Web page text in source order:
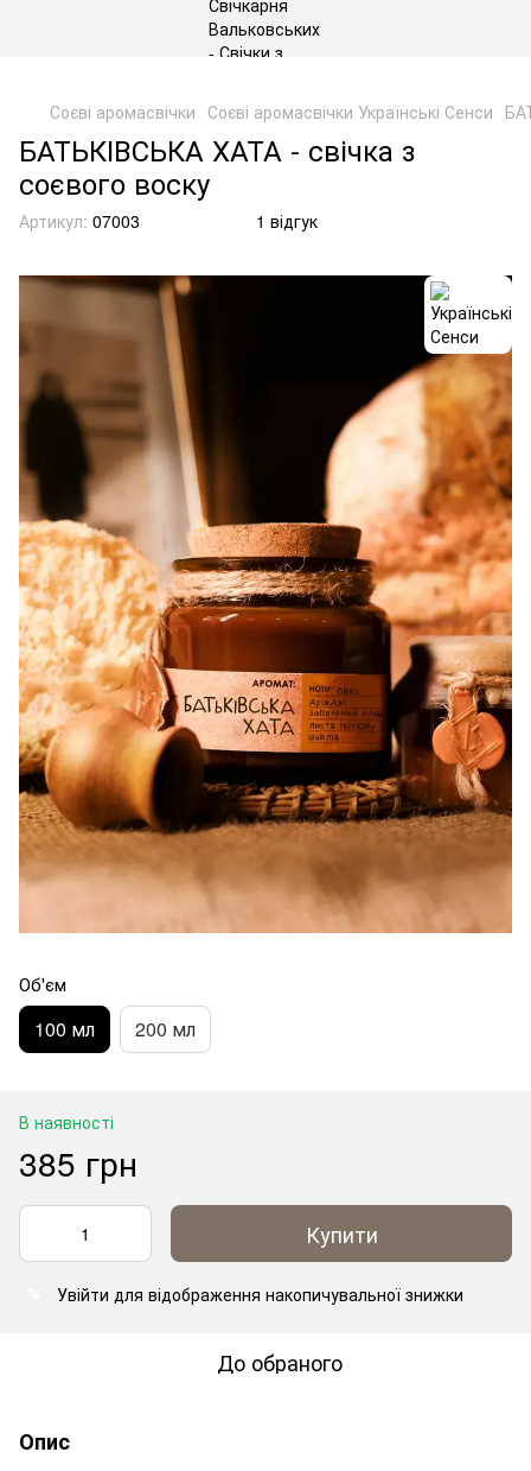
gtag('js', new Date()); gtag('config', 'G-DP234BVRNV');
Соєві аромасвічки Соєві аромасвічки Українські Сенси
БАТЬКІВСЬКА ХАТА - свічка з
соєвого воску
Артикул: 07003 1 відгук
Об'єм
100 мл 200 мл
В наявності
385 грн
Купити
Увійти для відображення накопичувальної знижки
До обраного
Опис